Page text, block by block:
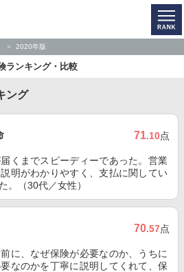
2020年版
ランキング・比較
ング
71.10点
くまでスピーディーであった。営業
明がわかりやすく、支払に関してい
。（30代／女性）
70.57点
に、なぜ保険が必要なのか、うちに
なのかを丁寧に説明してくれて、保